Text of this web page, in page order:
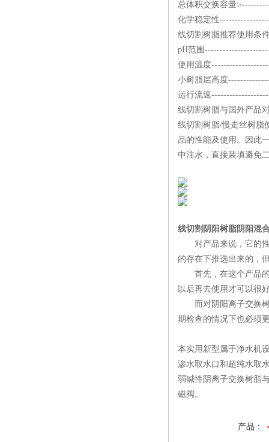
总体积交换容量
化学稳定性
线切割树脂推荐使用条
pH范围
使用温度
小树脂层高度
运行流速
线切割树脂与国外产品
线切割树脂/慢走丝树脂
品的性能及使用。因此
中注水，直接装填避免
线切割阴阳树脂阴阳混
对产品来说，它的性
的存在下推选出来的，
首先，在这个产品的
以后再去使用才可以很
而对阴阳离子交换树
期检查的情况下也必须
本实用新型属于净水机
渗水取水口和超纯水取
弱碱性阴离子交换树脂
磁阀。
产品：